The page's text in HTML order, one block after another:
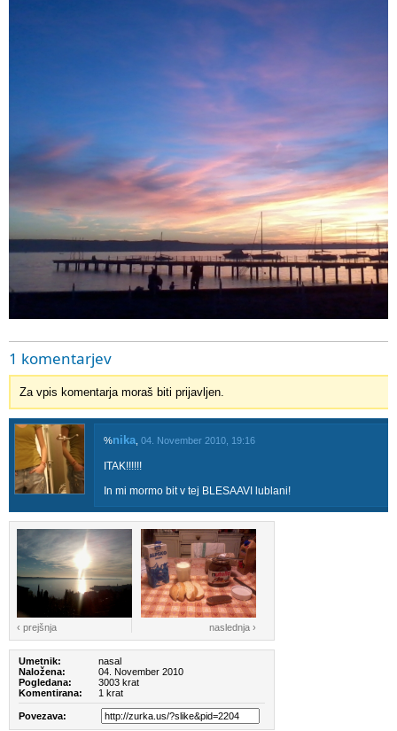
1 komentarjev
Za vpis komentarja moraš biti prijavljen.
%nika 04. November 2010, 19:16
ITAK!!!!!!
In mi mormo bit v tej BLESAAVI lublani!
‹ prejšnja naslednja ›
Umetnik:
nasal
Naložena:
04. November 2010
Pogledana:
3003 krat
Komentirana:
1 krat
Povezava: